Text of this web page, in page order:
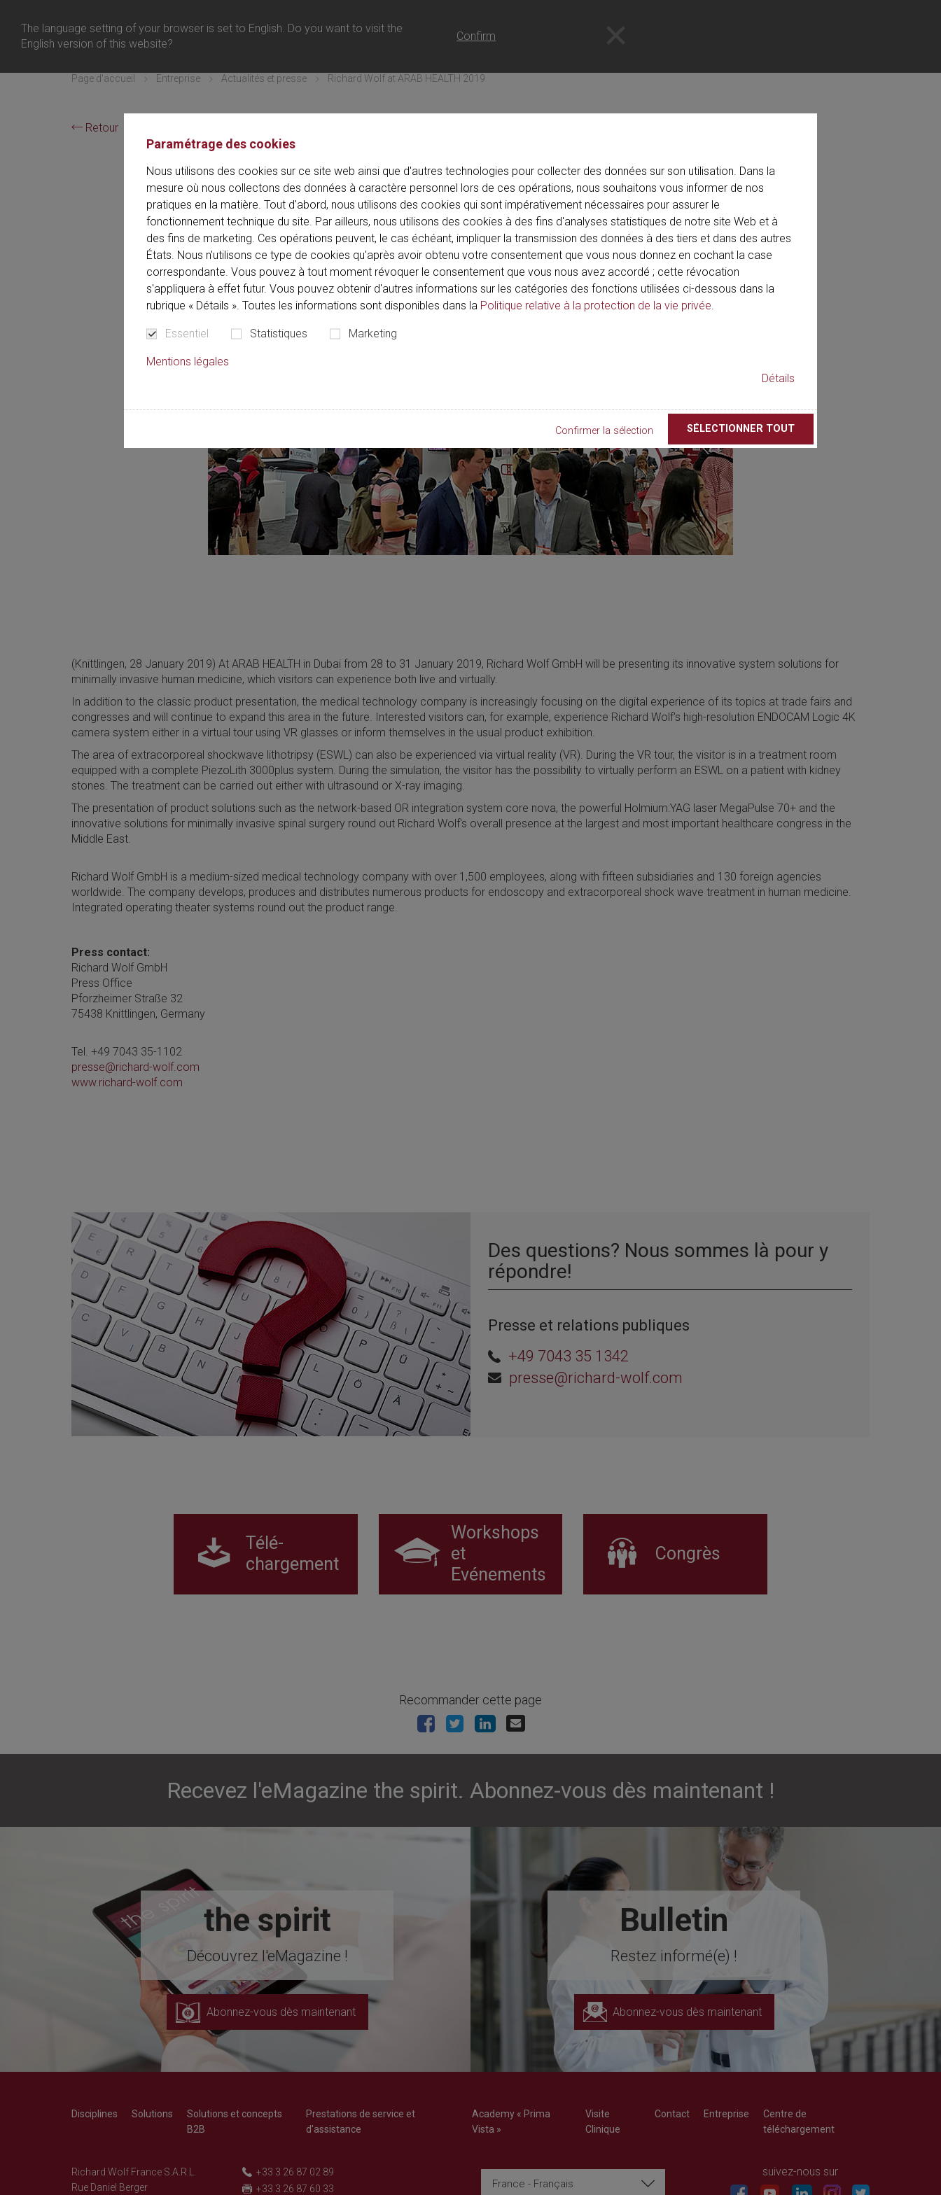
Paramétrage des cookies
Nous utilisons des cookies sur ce site web ainsi que d'autres technologies pour collecter des données sur son utilisation. Dans la
mesure où nous collectons des données à caractère personnel lors de ces opérations, nous souhaitons vous informer de nos
pratiques en la matière. Tout d'abord, nous utilisons des cookies qui sont impérativement nécessaires pour assurer le
fonctionnement technique du site. Par ailleurs, nous utilisons des cookies à des fins d'analyses statistiques de notre site Web et à
des fins de marketing. Ces opérations peuvent, le cas échéant, impliquer la transmission des données à des tiers et dans des autres
États. Nous n'utilisons ce type de cookies qu'après avoir obtenu votre consentement que vous nous donnez en cochant la case
correspondante. Vous pouvez à tout moment révoquer le consentement que vous nous avez accordé ; cette révocation
s'appliquera à effet futur. Vous pouvez obtenir d'autres informations sur les catégories des fonctions utilisées ci-dessous dans la
rubrique « Détails ». Toutes les informations sont disponibles dans la Politique relative à la protection de la vie privée.
Essentiel Statistiques Marketing
Mentions légales
Détails
Confirmer la sélection SÉLECTIONNER TOUT
The language setting of your browser is set to English. Do you want to visit the
English version of this website?
Confirm
Page d'accueil Entreprise Actualités et presse Richard Wolf at ARAB HEALTH 2019
Retour
AM-01-28
Richard Wolf at ARAB HEALTH 2019
(Knittlingen, 28 January 2019) At ARAB HEALTH in Dubai from 28 to 31 January 2019, Richard Wolf GmbH will be presenting its innovative system solutions for
minimally invasive human medicine, which visitors can experience both live and virtually.
In addition to the classic product presentation, the medical technology company is increasingly focusing on the digital experience of its topics at trade fairs and
congresses and will continue to expand this area in the future. Interested visitors can, for example, experience Richard Wolf's high-resolution ENDOCAM Logic 4K
camera system either in a virtual tour using VR glasses or inform themselves in the usual product exhibition.
The area of extracorporeal shockwave lithotripsy (ESWL) can also be experienced via virtual reality (VR). During the VR tour, the visitor is in a treatment room
equipped with a complete PiezoLith 3000plus system. During the simulation, the visitor has the possibility to virtually perform an ESWL on a patient with kidney
stones. The treatment can be carried out either with ultrasound or X-ray imaging.
The presentation of product solutions such as the network-based OR integration system core nova, the powerful Holmium:YAG laser MegaPulse 70+ and the
innovative solutions for minimally invasive spinal surgery round out Richard Wolf's overall presence at the largest and most important healthcare congress in the
Middle East.
Richard Wolf GmbH is a medium-sized medical technology company with over 1,500 employees, along with fifteen subsidiaries and 130 foreign agencies
worldwide. The company develops, produces and distributes numerous products for endoscopy and extracorporeal shock wave treatment in human medicine.
Integrated operating theater systems round out the product range.
Press contact:
Richard Wolf GmbH
Press Office
Pforzheimer Straße 32
75438 Knittlingen, Germany
Tel. +49 7043 35-1102
presse@richard-wolf.com
www.richard-wolf.com
Des questions? Nous sommes là pour y
répondre!
Presse et relations publiques
+49 7043 35 1342
presse@richard-wolf.com
Télé-
chargement
Workshops
et
Evénements
Congrès
Recommander cette page
Recevez l'eMagazine the spirit. Abonnez-vous dès maintenant !
the spirit
Découvrez l'eMagazine !
Abonnez-vous dès maintenant
Bulletin
Restez informé(e) !
Abonnez-vous dès maintenant
Disciplines Solutions
Solutions et concepts
B2B
Prestations de service et
d'assistance
Academy « Prima
Vista »
Visite
Clinique
Contact Entreprise
Centre de
téléchargement
Richard Wolf France S.A.R.L.
Rue Daniel Berger
+33 3 26 87 02 89
+33 3 26 87 60 33
France - Français
suivez-nous sur
Menu Connexion Français